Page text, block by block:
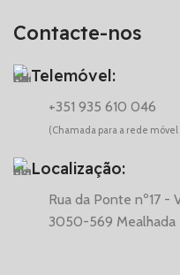
Contacte-nos
Telemóvel:
+351 935 610 046
(Chamada para a rede
Localização:
Rua da Ponte nº17 -
3050-569 Mealhada